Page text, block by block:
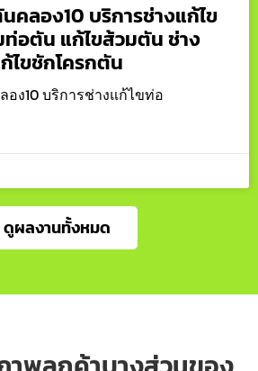
คลอง10 บริการช่างแก้ไข
อตัน แก้ไขส้วมตัน ช่าง
ไขชักโครกตัน
ง10 บริการช่างแก้ไขท่อ
ดูผลงานทั้งหมด